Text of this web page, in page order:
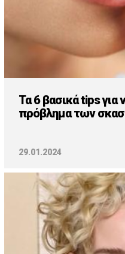
Τα 6 βασικά tips για
πρόβλημα των
29.01.2024